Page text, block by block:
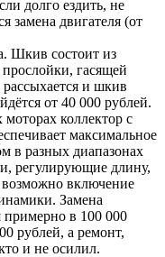
долго ездить, не
замена двигателя (от
Шкив состоит из
гасящей
и шкив
от 40 000 рублей.
коллектор с
максимальное
в разных диапазонах
регулирующие длину,
включение
Замена
примерно в 100 000
рублей, а ремонт,
и не осилил.